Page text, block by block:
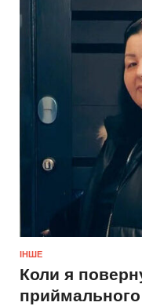
ІНШЕ
Коли я
приймального